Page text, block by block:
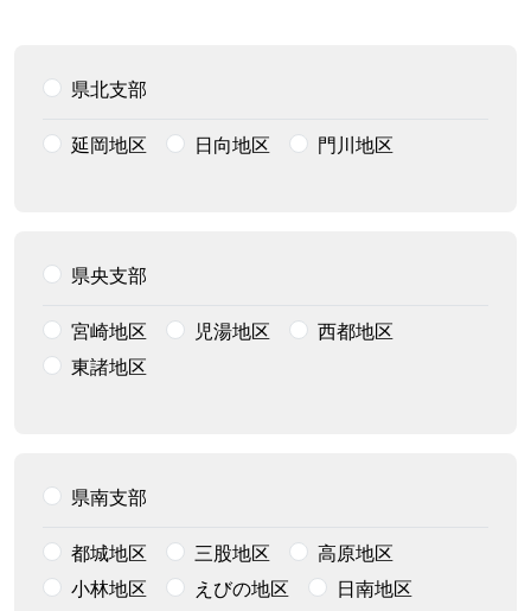
県北支部
延岡地区 日向地区 門川地区
県央支部
宮崎地区 児湯地区
西都地区
東諸地区
県南支部
都城地区 三股地区
高原地区
小林地区
えびの地区
日南地区